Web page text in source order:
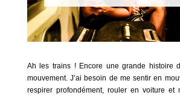
Ah les trains ! Encore une grande histoire
mouvement. J’ai besoin de me sentir en
respirer profondément, rouler en voiture et